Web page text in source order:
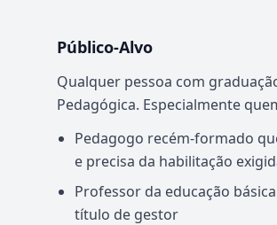
Público-Alvo
Qualquer pessoa com
Pedagógica. Especialmente
Pedagogo recém-formado
e precisa da habilitação
Professor da educação
título de gestor